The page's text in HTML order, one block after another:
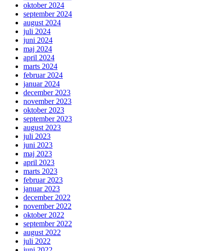
oktober 2024
september 2024
august 2024
juli 2024
juni 2024
maj 2024
april 2024
marts 2024
februar 2024
januar 2024
december 2023
november 2023
oktober 2023
september 2023
august 2023
juli 2023
juni 2023
maj 2023
april 2023
marts 2023
februar 2023
januar 2023
december 2022
november 2022
oktober 2022
september 2022
august 2022
juli 2022